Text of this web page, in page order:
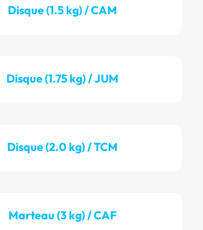
Disque (1.5 kg) / CAM
Disque (1.75 kg) / JUM
Disque (2.0 kg) / TCM
Marteau (3 kg) / CAF